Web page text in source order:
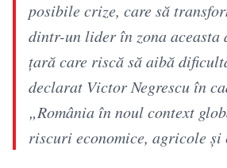
posibile crize, care să
dintr-un lider în zona
țară care riscă să aibă
declarat Victor Negrescu în
„România în noul context
riscuri economice, agricole și